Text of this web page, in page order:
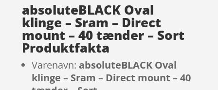
absoluteBLACK Oval
klinge – Sram – Direct
mount – 40 tænder – Sort
Produktfakta
Varenavn: absoluteBLACK Oval
klinge – Sram – Direct mount – 40